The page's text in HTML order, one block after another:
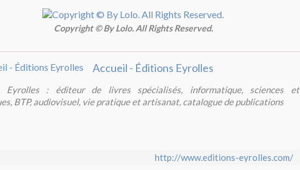
Copyright © By Lolo. All Rights Reserved.
Accueil - Éditions Eyrolles
Eyrolles : éditeur de livres spécialisés, informatique, sciences et
BTP, audiovisuel, vie pratique et artisanat, catalogue de publications
http://www.editions-eyrolles.com/